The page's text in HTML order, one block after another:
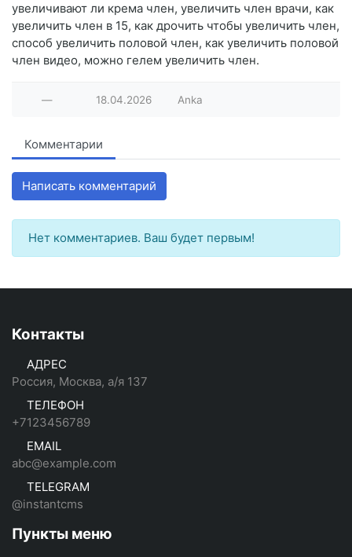
увеличивают ли крема член, увеличить член врачи, как
увеличить член в 15, как дрочить чтобы увеличить член,
способ увеличить половой член, как увеличить половой
член видео, можно гелем увеличить член.
— 18.04.2026 Anka
Комментарии
Написать комментарий
Нет комментариев. Ваш будет первым!
Контакты
АДРЕС
Россия, Москва, а/я 137
ТЕЛЕФОН
+7123456789
EMAIL
abc@example.com
TELEGRAM
@instantcms
Пункты меню